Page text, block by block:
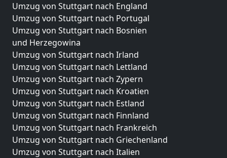
Umzug von Stuttgart nach England
Umzug von Stuttgart nach Portugal
Umzug von Stuttgart nach Bosnien
und Herzegowina
Umzug von Stuttgart nach Irland
Umzug von Stuttgart nach Lettland
Umzug von Stuttgart nach Zypern
Umzug von Stuttgart nach Kroatien
Umzug von Stuttgart nach Estland
Umzug von Stuttgart nach Finnland
Umzug von Stuttgart nach Frankreich
Umzug von Stuttgart nach Griechenland
Umzug von Stuttgart nach Italien